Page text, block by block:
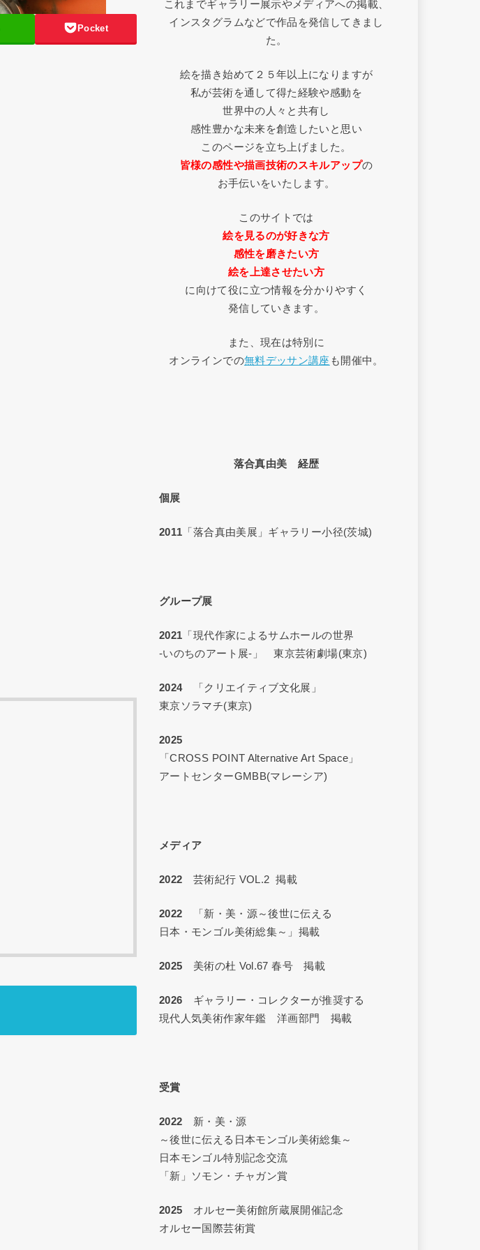
Pocket
これまでギャラリー展示やメディアへの掲載、
インスタグラムなどで作品を発信してきまし
た。
絵を描き始めて２５年以上になりますが
私が芸術を通して得た経験や感動を
世界中の人々と共有し
感性豊かな未来を創造したいと思い
このページを立ち上げました。
皆様の感性や描画技術のスキルアップの
お手伝いをいたします。
このサイトでは
絵を見るのが好きな方
感性を磨きたい方
絵を上達させたい方
に向けて役に立つ情報を分かりやすく
発信していきます。
また、現在は特別に
オンラインでの無料デッサン講座 も開催中。
落合真由美 経歴
個展
2011 「落合真由美展」ギャラリー小径(茨城)
グループ展
2021 「現代作家によるサムホールの世界
‐いのちのアート展‐」 東京芸術劇場(東京)
2024「クリエイティブ文化展」
東京ソラマチ(東京)
2025
「CROSS POINT Alternative Art Space」
アートセンターGMBB(マレーシア)
メディア
2022 芸術紀行 VOL.2 掲載
2022 「新・美・源～後世に伝える
日本・モンゴル美術総集～」掲載
2025 美術の杜 Vol.67 春号 掲載
2026 ギャラリー・コレクターが推奨する
現代人気美術作家年鑑 洋画部門 掲載
受賞
2022 新・美・源
～後世に伝える日本モンゴル美術総集～
日本モンゴル特別記念交流
「新」ソモン・チャガン賞
2025 オルセー美術館所蔵展開催記念
オルセー国際芸術賞